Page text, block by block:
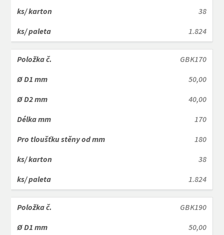
38
1.824
GBK170
50,00
40,00
170
180
38
1.824
GBK190
50,00